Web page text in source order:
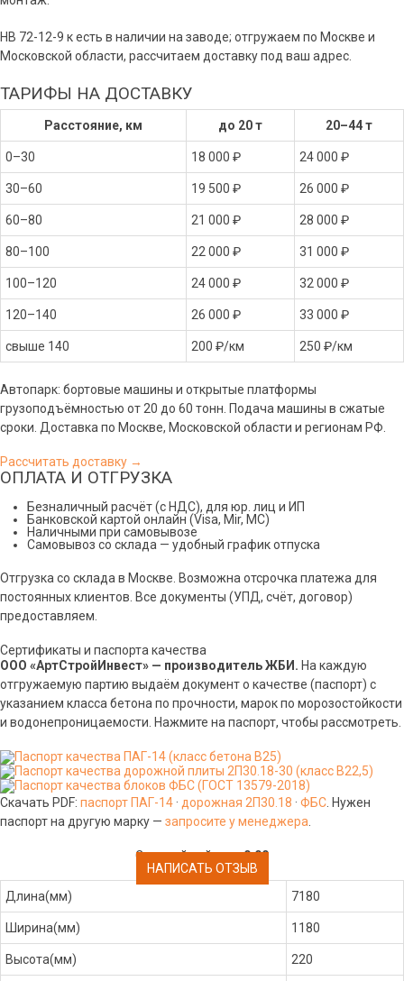
НВ 72-12-9 к есть в наличии на заводе; отгружаем по Москве и
Московской области, рассчитаем доставку под ваш адрес.
ТАРИФЫ НА ДОСТАВКУ
Расстояние, км до 20 т 20–44 т
0–30 18 000 ₽ 24 000 ₽
30–60 19 500 ₽ 26 000 ₽
60–80 21 000 ₽ 28 000 ₽
80–100 22 000 ₽ 31 000 ₽
100–120 24 000 ₽ 32 000 ₽
120–140 26 000 ₽ 33 000 ₽
свыше 140 200 ₽/км 250 ₽/км
Автопарк: бортовые машины и открытые платформы
грузоподъёмностью от 20 до 60 тонн. Подача машины в сжатые
сроки. Доставка по Москве, Московской области и регионам РФ.
Рассчитать доставку →
ОПЛАТА И ОТГРУЗКА
Безналичный расчёт (с НДС), для юр. лиц и ИП
Банковской картой онлайн (Visa, Mir, МС)
Наличными при самовывозе
Самовывоз со склада — удобный график отпуска
Отгрузка со склада в Москве. Возможна отсрочка платежа для
постоянных клиентов. Все документы (УПД, счёт, договор)
предоставляем.
Сертификаты и паспорта качества
ООО «АртСтройИнвест» — производитель ЖБИ. На каждую
отгружаемую партию выдаём документ о качестве (паспорт) с
указанием класса бетона по прочности, марок по морозостойкости
и водонепроницаемости. Нажмите на паспорт, чтобы рассмотреть.
Скачать PDF: паспорт ПАГ-14 · дорожная 2П30.18 · ФБС . Нужен
паспорт на другую марку — запросите у менеджера
Средний рейтинг:0.00
НАПИСАТЬ ОТЗЫВ
Длина(мм)
7180
Ширина(мм) 1180
Высота(мм) 220